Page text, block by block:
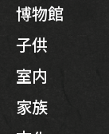
博物館
子供
室内
家族